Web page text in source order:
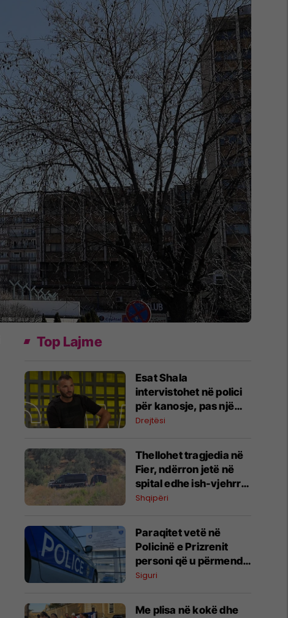
Top Lajme
Esat Shala
intervistohet në polici
për kanosje, pas një
paraqitjeje televizive
Drejtësi
Thellohet tragjedia në
Fier, ndërron jetë në
spital edhe ish-vjehrra
e autorit Refit Buzi
Shqipëri
Paraqitet vetë në
Policinë e Prizrenit
personi që u përmend
si pjesëtar i grupeve
Siguri
Me plisa në kokë dhe